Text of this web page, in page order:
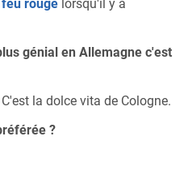
rouge lorsqu'il y a
génial en Allemagne c'est
la dolce vita de Cologne.
?